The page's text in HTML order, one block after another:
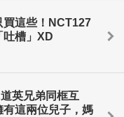
買這些！NCT127
吐槽」XD
英兄弟同框互
這兩位兒子，媽